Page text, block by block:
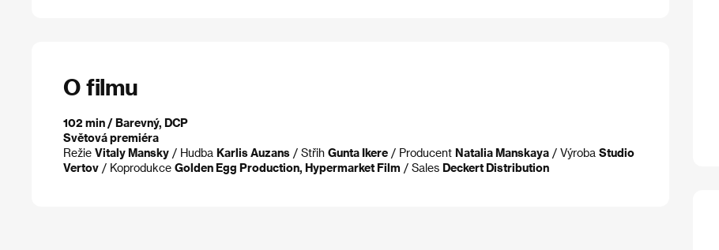
O filmu
102 min / Barevný, DCP
Světová premiéra
Režie Vitaly Mansky / Hudba Karlis Auzans / Střih Gunta Ikere / Producent Natalia Manskaya / Výroba Studio
Vertov / Koprodukce Golden Egg Production, Hypermarket Film / Sales Deckert Distribution